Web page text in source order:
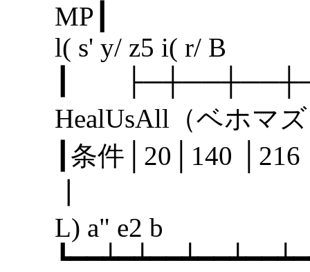
l( s' y/ z5 i( r/ B
┃
HealUsAll（ベホマ
┃条件│20│140
L) a" e2 b